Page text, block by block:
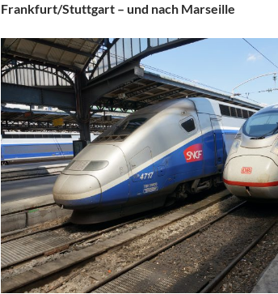
Frankfurt/Stuttgart – und nach Marseille